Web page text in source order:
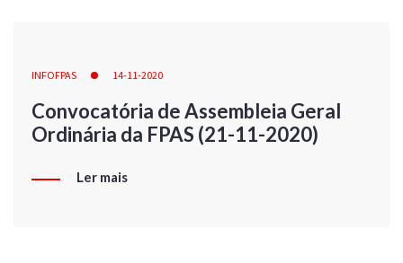
INFOFPAS 14-11-2020
Convocatória de Assembleia Geral
Ordinária da FPAS (21-11-2020)
Ler mais